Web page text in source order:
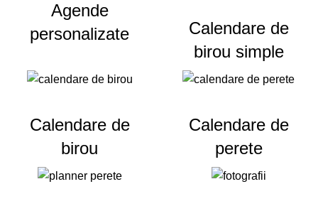
Agende
personalizate
Calendare de
birou simple
Calendare de
birou
Calendare de
perete